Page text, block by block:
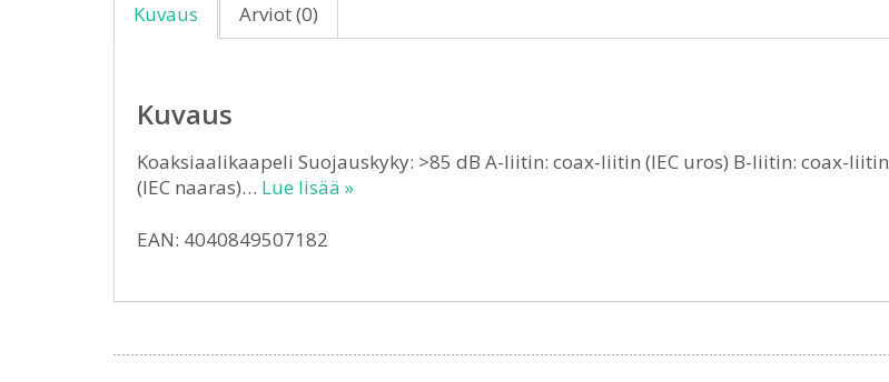
Kuvaus Arviot (0)
Kuvaus
Koaksiaalikaapeli Suojauskyky: >85 dB A-liitin: coax-liitin (IEC uros) B-liitin: coax-liitin
(IEC naaras)… Lue lisää »
EAN: 4040849507182